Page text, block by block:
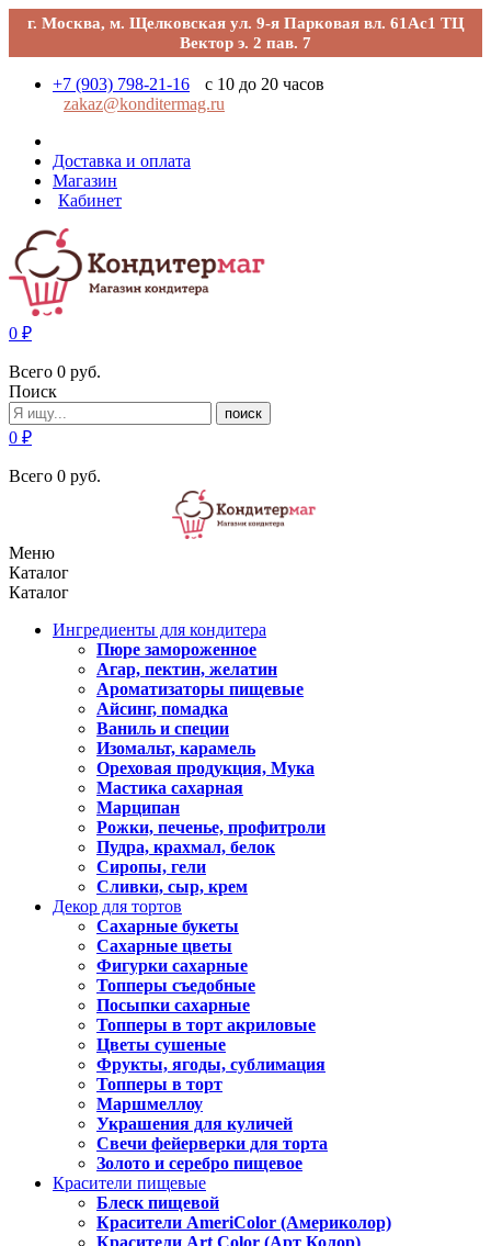
г. Москва, м. Щелковская ул. 9-я Парковая вл. 61Ас1 ТЦ
Вектор э. 2 пав. 7
+7 (903) 798-21-16
с 10 до 20 часов
zakaz@konditermag.ru
Доставка и оплата
Магазин
Кабинет
0 ₽
Всего 0 руб.
Поиск
поиск
0 ₽
Всего 0 руб.
Меню
Каталог
Каталог
Ингредиенты для кондитера
Пюре замороженное
Агар, пектин, желатин
Ароматизаторы пищевые
Айсинг, помадка
Ваниль и специи
Изомальт, карамель
Ореховая продукция, Мука
Мастика сахарная
Марципан
Рожки, печенье, профитроли
Пудра, крахмал, белок
Сиропы, гели
Сливки, сыр, крем
Декор для тортов
Сахарные букеты
Сахарные цветы
Фигурки сахарные
Топперы съедобные
Посыпки сахарные
Топперы в торт акриловые
Цветы сушеные
Фрукты, ягоды, сублимация
Топперы в торт
Маршмеллоу
Украшения для куличей
Свечи фейерверки для торта
Золото и серебро пищевое
Красители пищевые
Блеск пищевой
Красители AmeriColor (Америколор)
Красители Art Color (Арт Колор)